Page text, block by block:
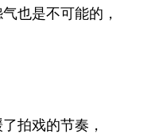
也是不可能的，
拍戏的节奏，